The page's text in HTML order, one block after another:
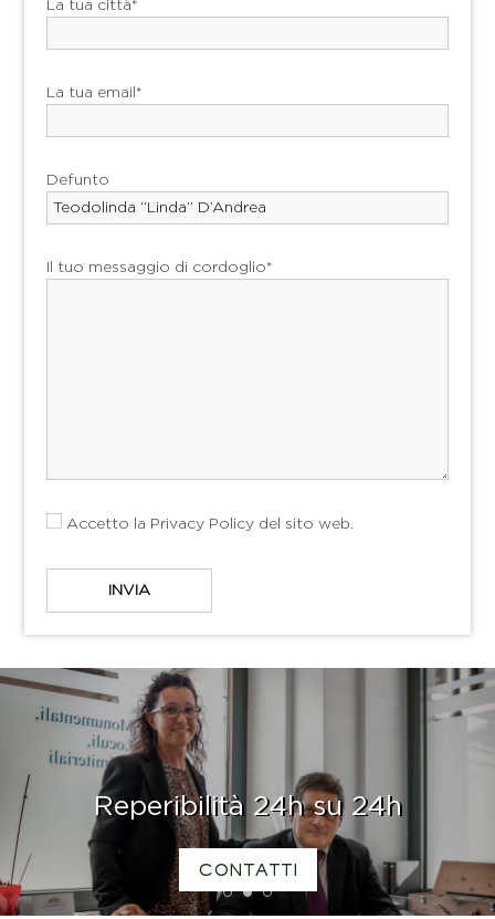
La tua città*
La tua email*
Defunto
Il tuo messaggio di cordoglio*
Accetto la Privacy Policy del sito web.
1 2 3
Reperibilità 24h su 24h
CONTATTI